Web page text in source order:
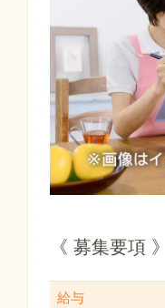
《 募集要項 》
給与